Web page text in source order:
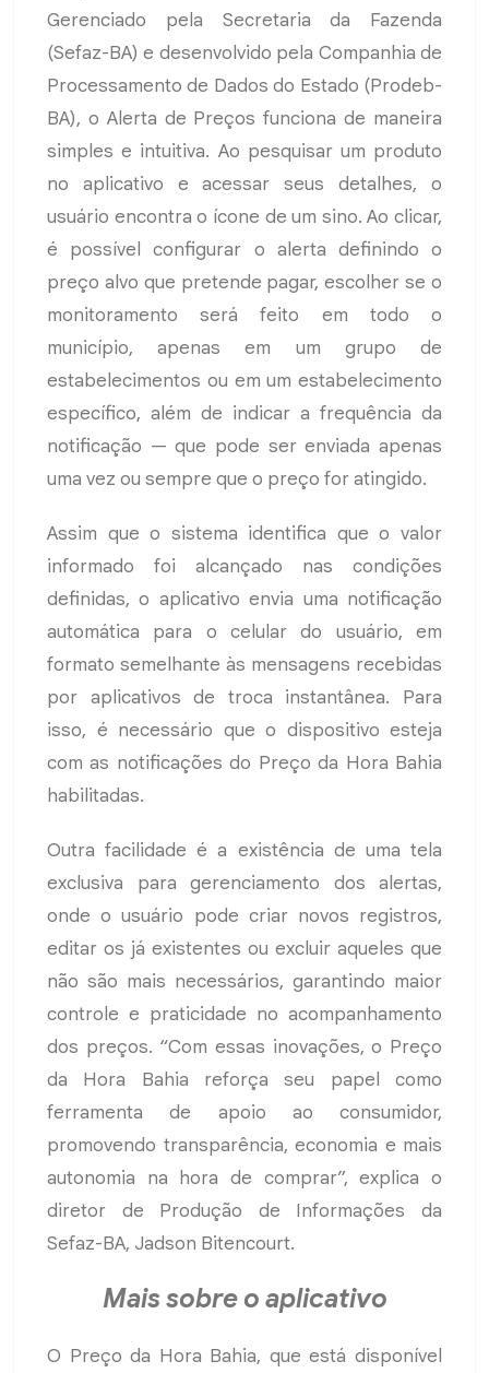
Gerenciado pela Secretaria da Fazenda
(Sefaz-BA) e desenvolvido pela Companhia de
Processamento de Dados do Estado (Prodeb-
BA), o Alerta de Preços funciona de maneira
simples e intuitiva. Ao pesquisar um produto
no aplicativo e acessar seus detalhes, o
usuário encontra o ícone de um sino. Ao clicar,
é possível configurar o alerta definindo o
preço alvo que pretende pagar, escolher se o
monitoramento será feito em todo o
município, apenas em um grupo de
estabelecimentos ou em um estabelecimento
específico, além de indicar a frequência da
notificação — que pode ser enviada apenas
uma vez ou sempre que o preço for atingido.
Assim que o sistema identifica que o valor
informado foi alcançado nas condições
definidas, o aplicativo envia uma notificação
automática para o celular do usuário, em
formato semelhante às mensagens recebidas
por aplicativos de troca instantânea. Para
isso, é necessário que o dispositivo esteja
com as notificações do Preço da Hora Bahia
habilitadas.
Outra facilidade é a existência de uma tela
exclusiva para gerenciamento dos alertas,
onde o usuário pode criar novos registros,
editar os já existentes ou excluir aqueles que
não são mais necessários, garantindo maior
controle e praticidade no acompanhamento
dos preços. “Com essas inovações, o Preço
da Hora Bahia reforça seu papel como
ferramenta de apoio ao consumidor,
promovendo transparência, economia e mais
autonomia na hora de comprar”, explica o
diretor de Produção de Informações da
Sefaz-BA, Jadson Bitencourt.
Mais sobre o aplicativo
O Preço da Hora Bahia, que está disponível